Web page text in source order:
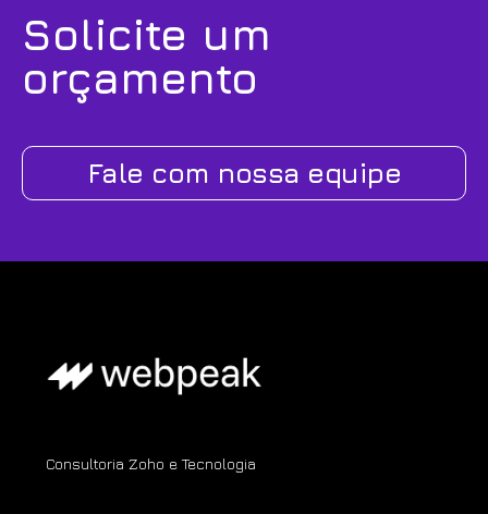
Solicite um
orçamento
Fale com nossa equipe
Consultoria Zoho e Tecnologia